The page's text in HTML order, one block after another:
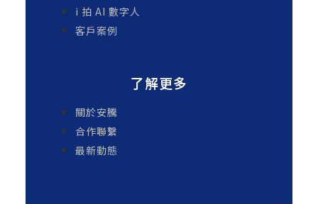
i 拍 AI 數字人
客戶案例
了解更多
關於安騰
合作聯繫
最新動態